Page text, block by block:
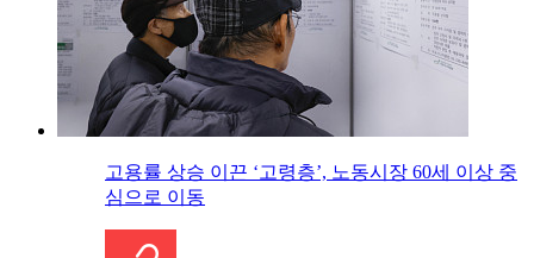
고용률 상승 이끈 ‘고령층’, 노동시장 60세 이상 중
심으로 이동